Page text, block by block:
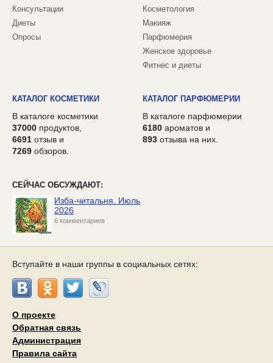
Консультации
Диеты
Опросы
Косметология
Макияж
Парфюмерия
Женское здоровье
Фитнес и диеты
КАТАЛОГ КОСМЕТИКИ
В каталоге косметики
37000 продуктов,
6691 отзыв и
7269 обзоров.
КАТАЛОГ ПАРФЮМЕРИИ
В каталоге парфюмерии
6180 ароматов и
893 отзыва на них.
СЕЙЧАС ОБСУЖДАЮТ:
Изба-читальня. Июль
2026
6 комментариев
Вступайте в наши группы в социальных сетях:
О проекте
Обратная связь
Администрация
Правила сайта